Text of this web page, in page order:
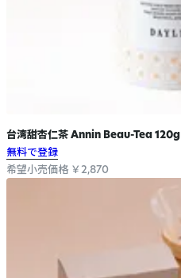
台湾甜杏仁茶 Annin Beau-Tea 120g
無料で登録
希望小売価格 ￥2,870